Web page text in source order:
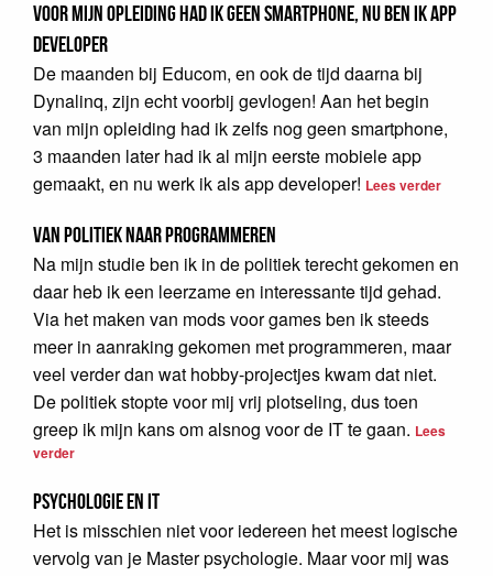
Voor mijn opleiding had ik geen smartphone, nu ben ik app
developer
De maanden bij Educom, en ook de tijd daarna bij
Dynalinq, zijn echt voorbij gevlogen! Aan het begin
van mijn opleiding had ik zelfs nog geen smartphone,
3 maanden later had ik al mijn eerste mobiele app
gemaakt, en nu werk ik als app developer! Lees verder
Van politiek naar programmeren
Na mijn studie ben ik in de politiek terecht gekomen en
daar heb ik een leerzame en interessante tijd gehad.
Via het maken van mods voor games ben ik steeds
meer in aanraking gekomen met programmeren, maar
veel verder dan wat hobby-projectjes kwam dat niet.
De politiek stopte voor mij vrij plotseling, dus toen
greep ik mijn kans om alsnog voor de IT te gaan. Lees
verder
Psychologie en IT
Het is misschien niet voor iedereen het meest logische
vervolg van je Master psychologie. Maar voor mij was